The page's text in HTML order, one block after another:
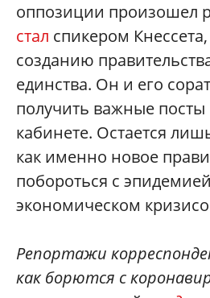
оппозиции произошел
стал спикером
созданию
единства. Он и его
получить важные
кабинете. Остается
как именно новое
побороться с
экономическом
Репортажи
как борются с